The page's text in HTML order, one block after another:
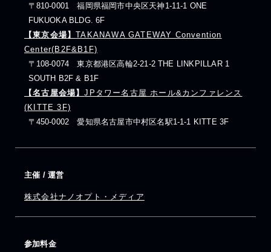
〒810-0001 福岡県福岡市中央区天神1-11-1 ONE
FUKUOKA BLDG. 6F
【東京会場】TAKANAWA GATEWAY Convention
Center(B2F&B1F)
〒108-0074 東京都港区高輪2-21-2 THE LINKPILLAR 1
SOUTH B2F & B1F
【名古屋会場】JPタワー名古屋 ホール&カンファレンス
(KITTE 3F)
〒450-0002 愛知県名古屋市中村区名駅1-1-1 KITTE 3F
主催 / 運営
株式会社ナノオプト・メディア
参加料金